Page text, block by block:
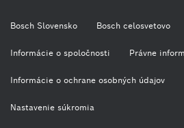
Bosch Slovensko Bosch celosvetovo
Informácie o spoločnosti Právne
Informácie o ochrane osobných údajov
Nastavenie súkromia